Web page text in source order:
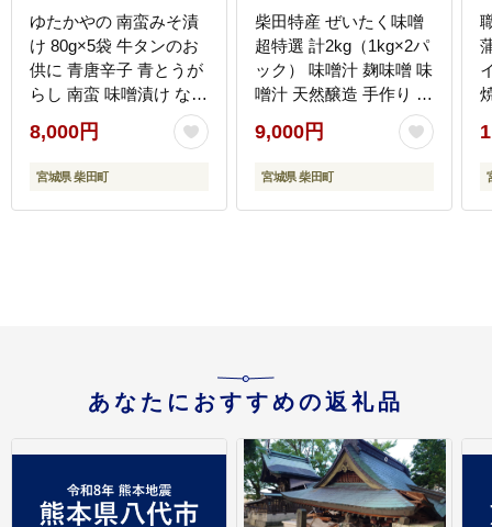
ゆたかやの 南蛮みそ漬
け 80g×5袋 牛タンのお
供に 青唐辛子 青とうが
らし 南蛮 味噌漬け なん
ばん味噌 漬物 おつまみ
おかず 【豊屋食品工業
株式会社】sh042
8,000円
宮城県 柴田町
柴田特産 ぜいたく味噌
超特選 計2kg（1kg×2パ
ック） 味噌汁 麹味噌 味
噌汁 天然醸造 手作り 発
酵 みそ ひとめぼれ 【下
名生ファーム】sh044-A
9,000円
宮城県 柴田町
あなたにおすすめの返礼品